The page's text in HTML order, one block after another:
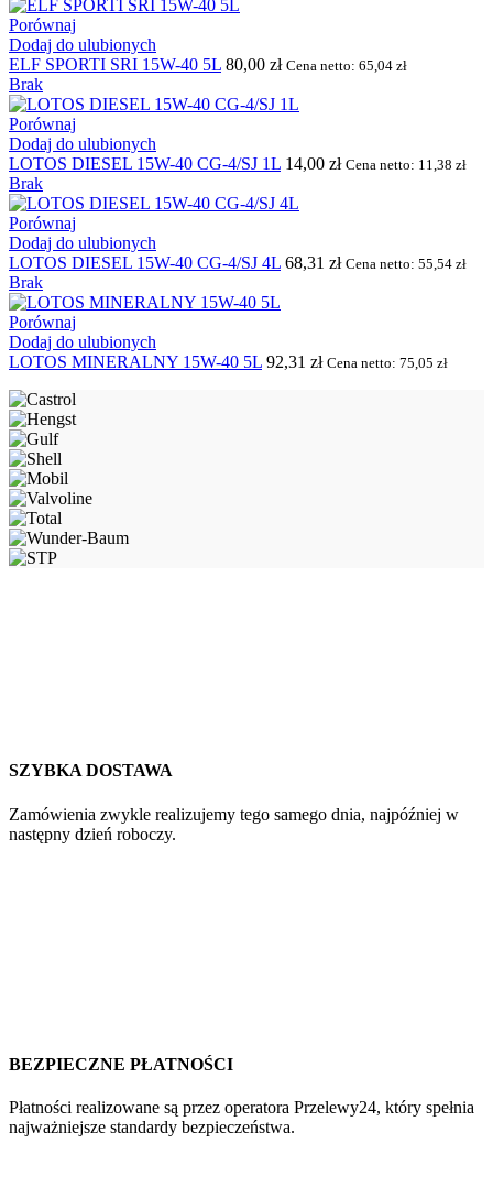
Porównaj
Dodaj do ulubionych
ELF SPORTI SRI 15W-40 5L 80,00 zł Cena netto: 65,04 zł
Brak
Porównaj
Dodaj do ulubionych
LOTOS DIESEL 15W-40 CG-4/SJ 1L 14,00 zł Cena netto: 11,38 zł
Brak
Porównaj
Dodaj do ulubionych
LOTOS DIESEL 15W-40 CG-4/SJ 4L 68,31 zł Cena netto: 55,54 zł
Brak
Porównaj
Dodaj do ulubionych
LOTOS MINERALNY 15W-40 5L 92,31 zł Cena netto: 75,05 zł
SZYBKA DOSTAWA
Zamówienia zwykle realizujemy tego samego dnia, najpóźniej w
następny dzień roboczy.
BEZPIECZNE PŁATNOŚCI
Płatności realizowane są przez operatora Przelewy24, który spełnia
najważniejsze standardy bezpieczeństwa.